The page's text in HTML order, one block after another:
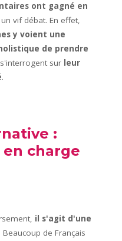
ont gagné en
vif débat. En effet,
y voient une
de prendre
sur leur
.
:
charge
il s'agit d'une
. Beaucoup de Français